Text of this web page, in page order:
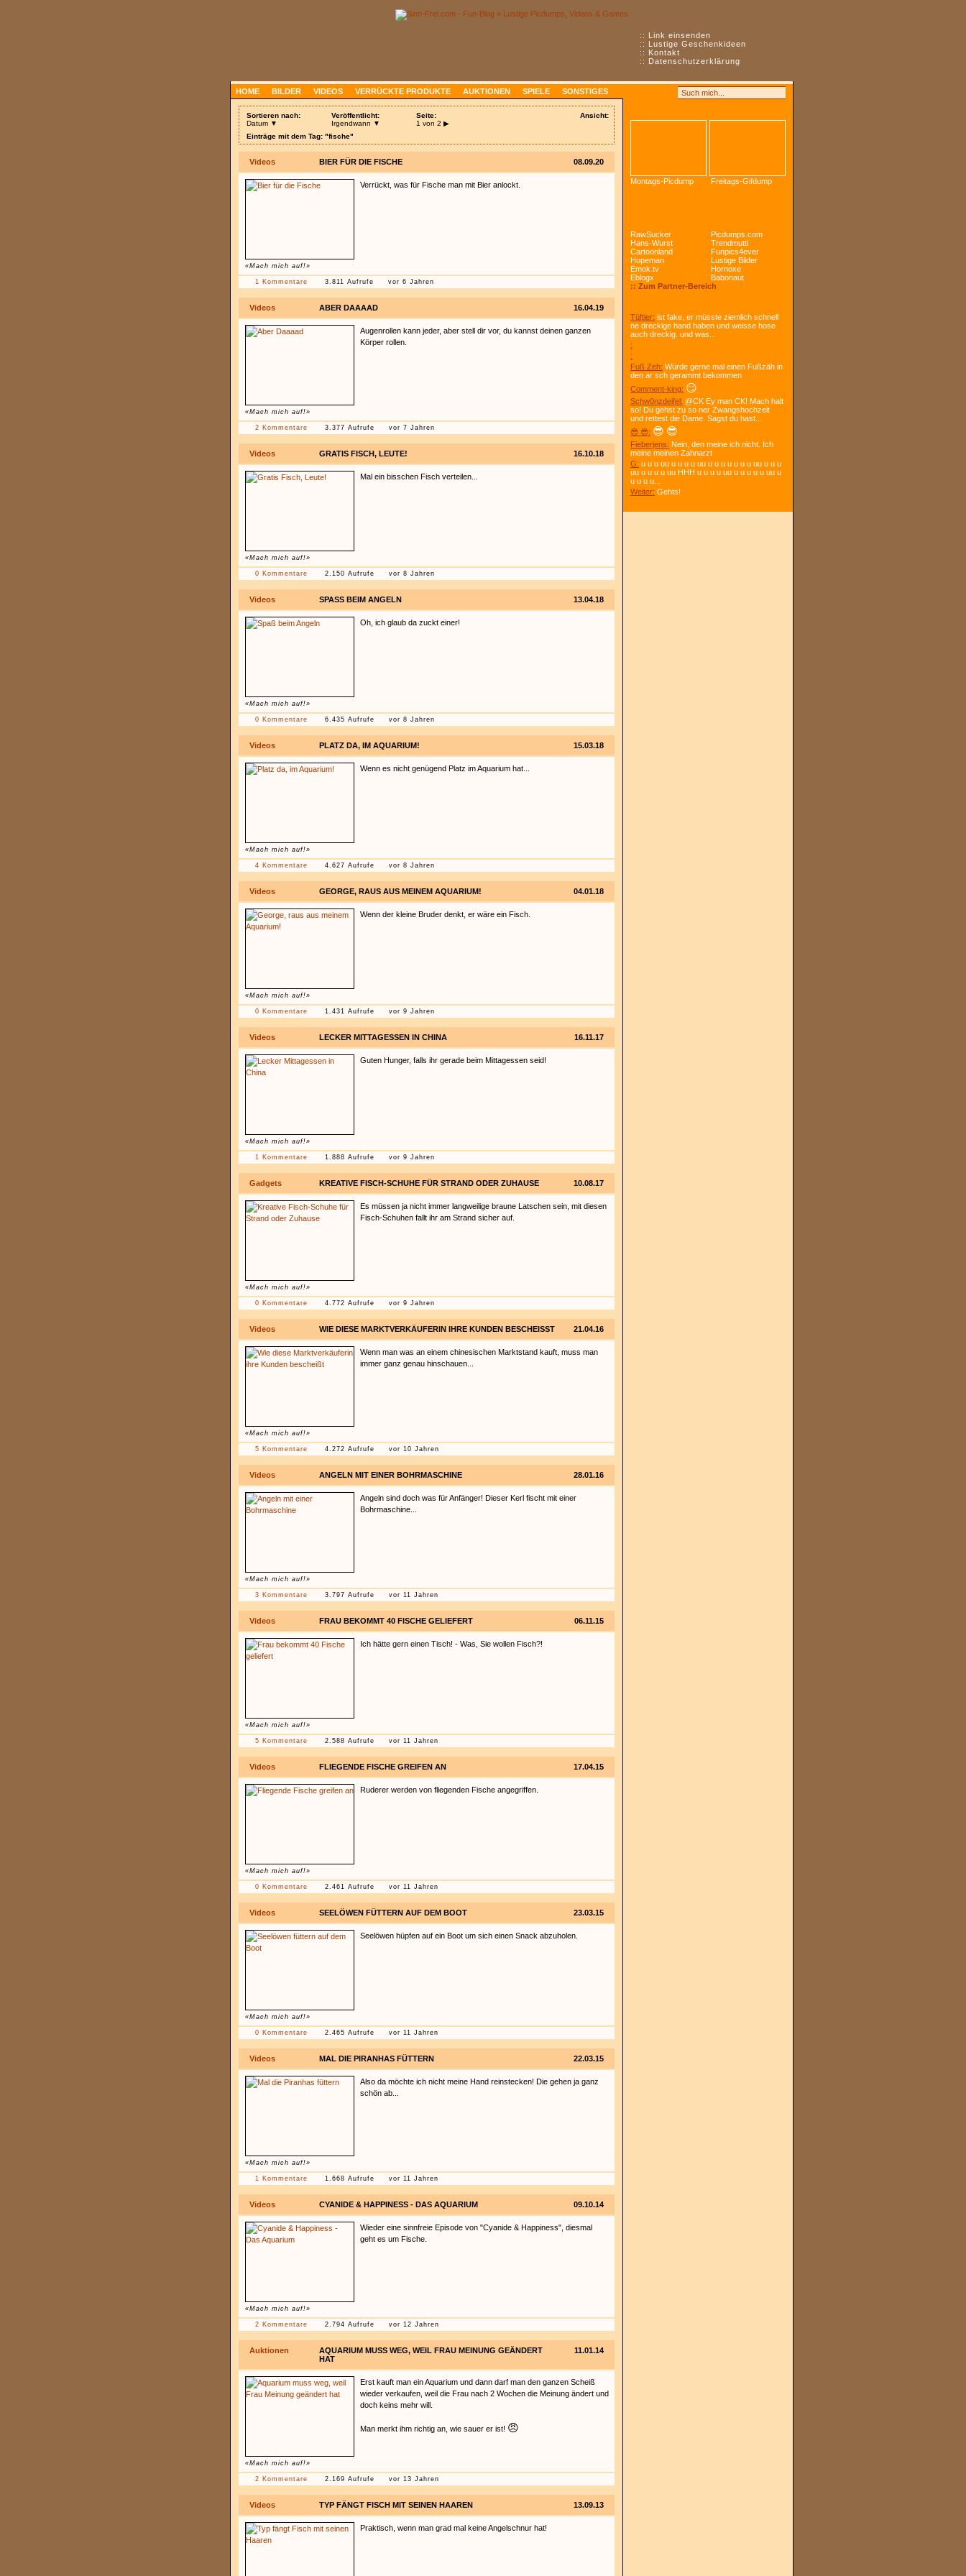
:: Link einsenden
:: Lustige Geschenkideen
:: Kontakt
:: Datenschutzerklärung
HOME BILDER VIDEOS VERRÜCKTE PRODUKTE AUKTIONEN SPIELE SONSTIGES
Ansicht:
Sortieren nach:
Datum ▼
Veröffentlicht:
Irgendwann ▼
Seite:
1 von 2 ▶
Einträge mit dem Tag: "fische"
Videos 08.09.20
BIER FÜR DIE FISCHE
«Mach mich auf!»
Verrückt, was für Fische man mit Bier anlockt.
1 Kommentare 3.811 Aufrufe vor 6 Jahren
Videos 16.04.19
ABER DAAAAD
«Mach mich auf!»
Augenrollen kann jeder, aber stell dir vor, du kannst deinen ganzen
Körper rollen.
2 Kommentare 3.377 Aufrufe vor 7 Jahren
Videos 16.10.18
GRATIS FISCH, LEUTE!
«Mach mich auf!»
Mal ein bisschen Fisch verteilen...
0 Kommentare 2.150 Aufrufe vor 8 Jahren
Videos 13.04.18
SPASS BEIM ANGELN
«Mach mich auf!»
Oh, ich glaub da zuckt einer!
0 Kommentare 6.435 Aufrufe vor 8 Jahren
Videos 15.03.18
PLATZ DA, IM AQUARIUM!
«Mach mich auf!»
Wenn es nicht genügend Platz im Aquarium hat...
4 Kommentare 4.627 Aufrufe vor 8 Jahren
Videos 04.01.18
GEORGE, RAUS AUS MEINEM AQUARIUM!
«Mach mich auf!»
Wenn der kleine Bruder denkt, er wäre ein Fisch.
0 Kommentare 1.431 Aufrufe vor 9 Jahren
Videos 16.11.17
LECKER MITTAGESSEN IN CHINA
«Mach mich auf!»
Guten Hunger, falls ihr gerade beim Mittagessen seid!
1 Kommentare 1.888 Aufrufe vor 9 Jahren
Gadgets 10.08.17
KREATIVE FISCH-SCHUHE FÜR STRAND ODER ZUHAUSE
«Mach mich auf!»
Es müssen ja nicht immer langweilige braune Latschen sein, mit diesen
Fisch-Schuhen fallt ihr am Strand sicher auf.
0 Kommentare 4.772 Aufrufe vor 9 Jahren
Videos 21.04.16
WIE DIESE MARKTVERKÄUFERIN IHRE KUNDEN BESCHEISST
«Mach mich auf!»
Wenn man was an einem chinesischen Marktstand kauft, muss man
immer ganz genau hinschauen...
5 Kommentare 4.272 Aufrufe vor 10 Jahren
Videos 28.01.16
ANGELN MIT EINER BOHRMASCHINE
«Mach mich auf!»
Angeln sind doch was für Anfänger! Dieser Kerl fischt mit einer
Bohrmaschine...
3 Kommentare 3.797 Aufrufe vor 11 Jahren
Videos 06.11.15
FRAU BEKOMMT 40 FISCHE GELIEFERT
«Mach mich auf!»
Ich hätte gern einen Tisch! - Was, Sie wollen Fisch?!
5 Kommentare 2.588 Aufrufe vor 11 Jahren
Videos 17.04.15
FLIEGENDE FISCHE GREIFEN AN
«Mach mich auf!»
Ruderer werden von fliegenden Fische angegriffen.
0 Kommentare 2.461 Aufrufe vor 11 Jahren
Videos 23.03.15
SEELÖWEN FÜTTERN AUF DEM BOOT
«Mach mich auf!»
Seelöwen hüpfen auf ein Boot um sich einen Snack abzuholen.
0 Kommentare 2.465 Aufrufe vor 11 Jahren
Videos 22.03.15
MAL DIE PIRANHAS FÜTTERN
«Mach mich auf!»
Also da möchte ich nicht meine Hand reinstecken! Die gehen ja ganz
schön ab...
1 Kommentare 1.668 Aufrufe vor 11 Jahren
Videos 09.10.14
CYANIDE & HAPPINESS - DAS AQUARIUM
«Mach mich auf!»
Wieder eine sinnfreie Episode von "Cyanide & Happiness", diesmal
geht es um Fische.
2 Kommentare 2.794 Aufrufe vor 12 Jahren
Auktionen 11.01.14
AQUARIUM MUSS WEG, WEIL FRAU MEINUNG GEÄNDERT
HAT
«Mach mich auf!»
Erst kauft man ein Aquarium und dann darf man den ganzen Scheiß
wieder verkaufen, weil die Frau nach 2 Wochen die Meinung ändert und
doch keins mehr will.
Man merkt ihm richtig an, wie sauer er ist! 😠
2 Kommentare 2.169 Aufrufe vor 13 Jahren
Videos 13.09.13
TYP FÄNGT FISCH MIT SEINEN HAAREN
Praktisch, wenn man grad mal keine Angelschnur hat!
Montags-Picdump Freitags-Gifdump
RawSucker
Picdumps.com
Hans-Wurst
Trendmutti
Cartoonland
Funpics4ever
Hopeman
Lustige Bilder
Emok.tv
Hornoxe
Eblogx
Babonaut
:: Zum Partner-Bereich
Tüftler: ist fake, er müsste ziemlich schnell
ne dreckige hand haben und weisse hose
auch dreckig. und was...
:
:
Fuß Zeh: Würde gerne mal einen Fußzäh in
den ar sch gerammt bekommen
Comment-king: 😏
Schw0nzdeifel: @CK Ey man CK! Mach halt
so! Du gehst zu so ner Zwangshochzeit
und rettest die Dame. Sagst du hast...
😎 😎: 😎 😎
Fieberjens: Nein, den meine ich nicht. Ich
meine meinen Zahnarzt
G: u u u uu u u u u uu u u u u u u u uu u u u
uu u u u u uu HHH u u u u uu u u u u u uu u
u u u u...
Weiter: Gehts!